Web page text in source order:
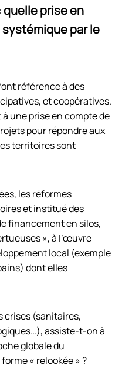
prise en
par le
référence à des
et coopératives.
une prise en compte de
pour répondre aux
territoires sont
les réformes
et institué des
financement en silos,
», à l’œuvre
local (exemple
dont elles
crises (sanitaires,
assiste-t-on à
globale du
« relookée » ?